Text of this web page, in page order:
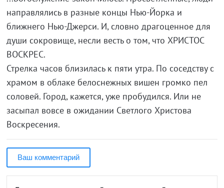
направлялись в разные концы Нью-Йорка и
ближнего Нью-Джерси. И, словно драгоценное для
души сокровище, несли весть о том, что ХРИСТОС
ВОСКРЕС.
Стрелка часов близилась к пяти утра. По соседству с
храмом в облаке белоснежных вишен громко пел
соловей. Город, кажется, уже пробудился. Или не
засыпал вовсе в ожидании Светлого Христова
Воскресения.
Ваш комментарий